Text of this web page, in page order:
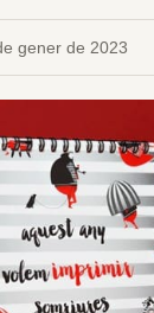
gener de 2023